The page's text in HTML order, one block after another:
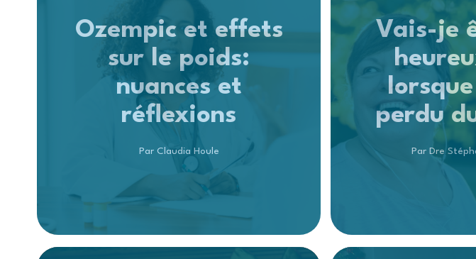
Ozempic et effets
sur le poids:
nuances et
réflexions
Par Claudia Houle
Vais-je
perdu
Par Dre